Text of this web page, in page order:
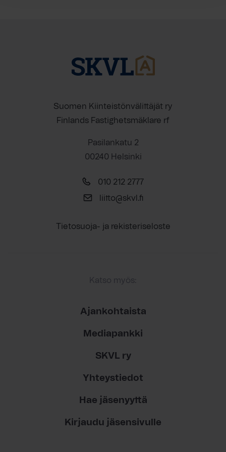
Suomen Kiinteistönvälittäjät ry
Finlands Fastighetsmäklare rf
Pasilankatu 2
00240 Helsinki
010 212 2777
liitto@skvl.fi
Tietosuoja- ja rekisteriseloste
Katso myös:
Ajankohtaista
Mediapankki
SKVL ry
Yhteystiedot
Hae jäsenyyttä
Kirjaudu jäsensivulle